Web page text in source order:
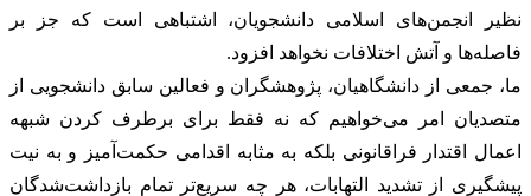
نظیر انجمن‌های اسلامی دانشجویان، اشتباهی است که جز بر
فاصله‌ها و آتش اختلافات نخواهد افزود.
ما، جمعی از دانشگاهیان، پژوهشگران و فعالین سابق دانشجویی از
متصدیان امر می‌خواهیم که نه فقط برای برطرف کردن شبهه
اعمال اقتدار فراقانونی بلکه به مثابه اقدامی حکمت‌آمیز و به نیت
پیشگیری از تشدید التهابات، هر چه سریع‌تر تمام بازداشت‌شدگان